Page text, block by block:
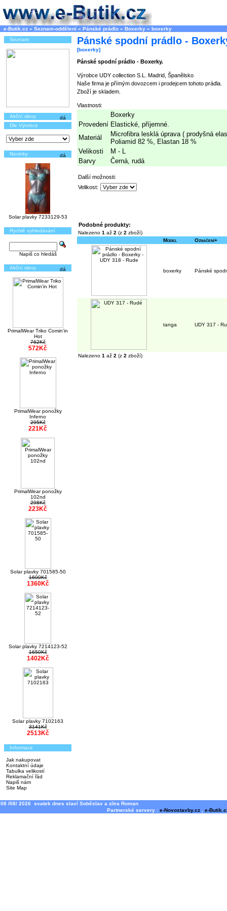
e-Butik.cz » Seznam-oddělení » Pánské prádlo » Boxerky » boxerky
Seznam
Akční slevy
Dle Výrobce
Novinky
Solar plavky 7233129-53
Rychlé vyhledávání
Napiš co hledáš
Akční slevy
PrimalWear Triko Comin'in
Hot
762Kč
572Kč
PrimalWear ponožky
Inferno
295Kč
221Kč
PrimalWear ponožky
102nd
298Kč
223Kč
Solar plavky 701585-50
1600Kč
1360Kč
Solar plavky 7214123-52
1650Kč
1402Kč
Solar plavky 7102163
3141Kč
2513Kč
Informace
Jak nakupovat
Kontaktní údaje
Tabulka velikostí
Reklamační řád
Napiš nám
Site Map
Pánské spodní prádlo -
[boxerky]
Pánské spodní prádlo - Boxerky.
Výrobce UDY collection S.L. Madrid, Španělsko
Naše firma je přímým dovozcem i prodejcem tohoto prádla.
Zboží je skladem.
Vlastnosti:
Boxerky
Provedení Elastické, příjemné.
Materiál
Microfibra lesklá úprava ( prodyšná
Poliamid 82 %, Elastan 18 %
Velikosti
M - L
Barvy
Černá, rudá
Další možnosti:
Velikost:
Podobné produkty:
Nalezeno 1 až 2 (z 2 zboží)
Model
Označení+
boxerky Pánské
tanga UDY 317 -
Nalezeno 1 až 2 (z 2 zboží)
08 /08/ 2026 svatek dnes slaví Soběslav a zítra Roman
Partnerské servery : e-Novostavby.cz e-